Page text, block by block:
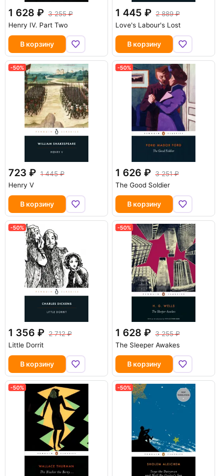
1 628
3 255
Henry IV. Part Two
В корзину
1 445
2 889
Love's Labour's Lost
В корзину
-50%
723
1 445
Henry V
В корзину
-50%
1 626
3 251
The Good Soldier
В корзину
-50%
1 356
2 712
Little Dorrit
В корзину
-50%
1 628
3 255
The Sleeper Awakes
В корзину
-50% -50%